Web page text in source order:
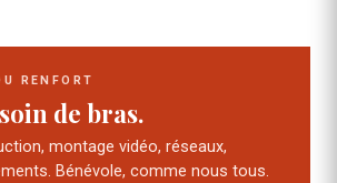
RENFORT
de bras.
montage vidéo, réseaux,
Bénévole, comme nous tous.